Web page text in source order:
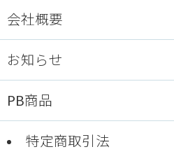
会社概要
お知らせ
PB商品
特定商取引法